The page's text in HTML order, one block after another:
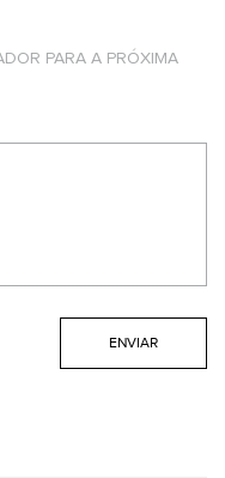
PARA A PRÓXIMA